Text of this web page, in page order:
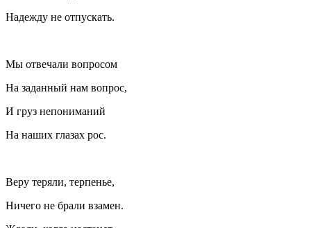
Надежду не отпускать.
Мы отвечали вопросом
На заданный нам вопрос,
И груз непониманий
На наших глазах рос.
Веру теряли, терпенье,
Ничего не брали взамен.